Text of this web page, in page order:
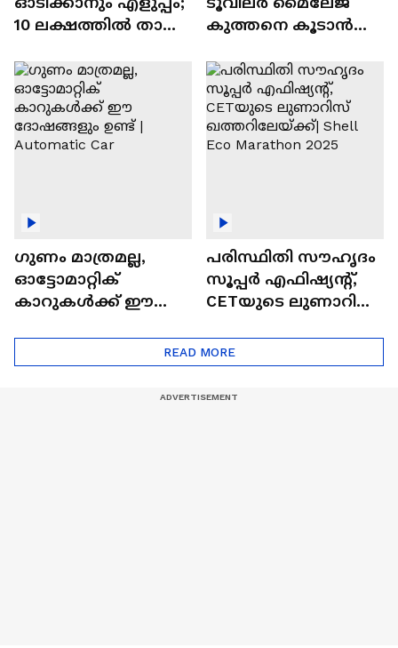
10 ലക്ഷത്തിൽ താഴെ
ഓട്ടോമാറ്റിക്ക്
എസ്‍യുവികൾ
കുത്തനെ കൂടാൻ
ഗുണം മാത്രമല്ല,
ഓട്ടോമാറ്റിക്
കാറുകൾക്ക് ഈ
പരിസ്ഥിതി സൗഹൃദം
സൂപ്പർ എഫിഷ്യന്റ്,
CETയുടെ ലുണാറിസ്
Eco Marathon 2025
READ MORE